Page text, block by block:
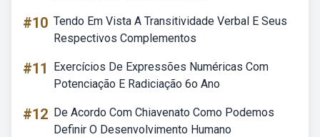
#10 Tendo Em Vista A Transitividade Verbal E Seus
Respectivos Complementos
#11
Exercícios De Expressões Numéricas Com
Potenciação E Radiciação 6o Ano
#12 De Acordo Com Chiavenato Como Podemos
Definir O Desenvolvimento Humano